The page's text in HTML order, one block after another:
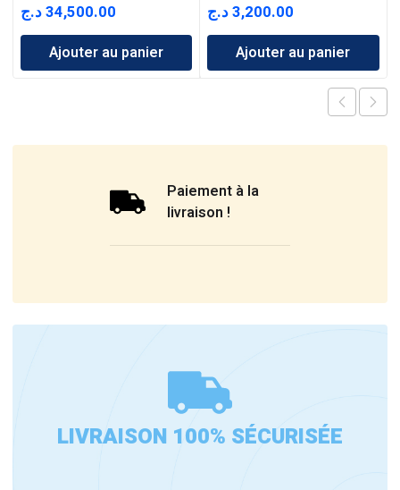
34,500.00د.ج
Ajouter au panier
3,200.00د.ج
Ajouter au panier
Paiement à la
livraison !
LIVRAISON 100% SÉCURISÉE